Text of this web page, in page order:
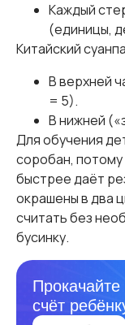
Каждый
(единицы,
Китайский
В верхней
= 5).
В нижней
Для обучения
соробан,
быстрее даёт
окрашены в два
считать без
бусинку.
счёт